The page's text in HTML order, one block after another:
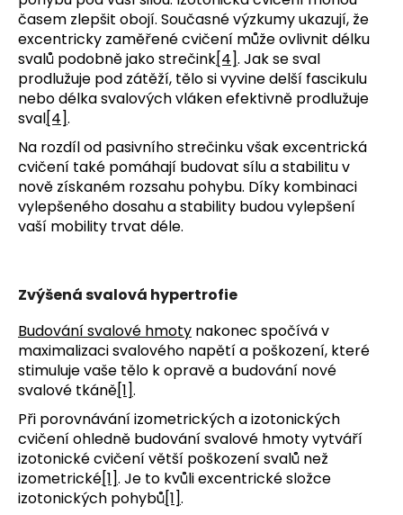
časem zlepšit obojí. Současné výzkumy ukazují, že
excentricky zaměřené cvičení může ovlivnit délku
svalů podobně jako strečink[4]. Jak se sval
prodlužuje pod zátěží, tělo si vyvine delší fascikulu
nebo délka svalových vláken efektivně prodlužuje
sval[4].
Na rozdíl od pasivního strečinku však excentrická
cvičení také pomáhají budovat sílu a stabilitu v
nově získaném rozsahu pohybu. Díky kombinaci
vylepšeného dosahu a stability budou vylepšení
vaší mobility trvat déle.
Zvýšená svalová hypertrofie
Budování svalové hmoty nakonec spočívá v
maximalizaci svalového napětí a poškození, které
stimuluje vaše tělo k opravě a budování nové
svalové tkáně[1].
Při porovnávání izometrických a izotonických
cvičení ohledně budování svalové hmoty vytváří
izotonické cvičení větší poškození svalů než
izometrické[1]. Je to kvůli excentrické složce
izotonických pohybů[1].